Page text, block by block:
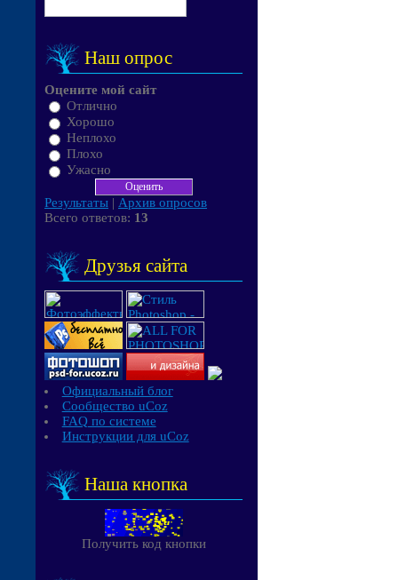
Наш опрос
Оцените мой сайт
Отлично
Хорошо
Неплохо
Плохо
Ужасно
Результаты | Архив опросов
Всего ответов: 13
Друзья сайта
Официальный блог
Сообщество uCoz
FAQ по системе
Инструкции для uCoz
Наша кнопка
Получить код кнопки